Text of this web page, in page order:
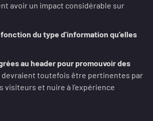
avoir un impact considérable sur
du type d’information qu’elles
au header pour promouvoir des
devraient toutefois être pertinentes par
visiteurs et nuire à l’expérience